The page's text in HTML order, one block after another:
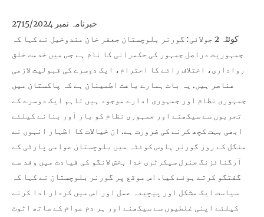
خبرنامہ نمبر 2715/2024
کوئٹہ 2 جولائی: گورنر بلوچستان جعفر خان مندوخیل نے کہا کہ
جمہوریت دراصل جمہور کی حکمرانی کا نام ہے جس میں خدمت خلق
رواداری، اختلاف رائے کا احترام، ایک دوسرے کی قبولیت لازمی
عناصر ہیں. یہ بات ہمارے باعث اطمینان ہے کہ پاکستان میں
جمہوری نظام اور جمہوری ادارے موجود ہیں تاہم ایک دوسرے کے
تجربوں سے سیکھنے اور جمہوری نظام کو بار آور بنانے کیلئے
ابھی بہت کچھ کرنے کی ضرورت ہے. ان خیالات کا اظہار انہوں نے
منگل کے روز گورنر ہاوس کوئٹہ میں بلوچستان عوامی پارٹی کے
آرگنائزنگ جنرل سیکرٹری خدا بخش لانگو کی قیادت میں وفد سے
گفتگو کرتے ہوئے کیا. اس موقع پر گورنر بلوچستان نے کہا کہ
سیاست ایک مشکل اور پیچیدہ عمل اور اس میں کردار ادا کرنے
کیلئے اپنی غلطیوں سے سیکھنے اور ہر دم عوام کے ساتھ اٹوٹ